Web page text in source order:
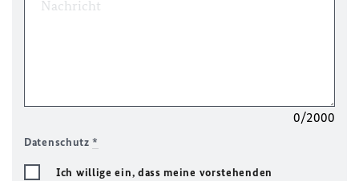
0/2000
Datenschutz*
Ich willige ein, dass meine vorstehenden